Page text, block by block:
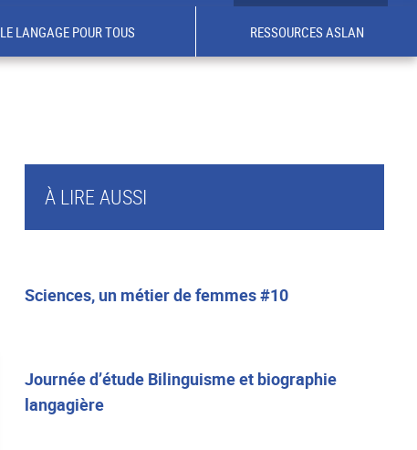
LE LANGAGE POUR TOUS RESSOURCES ASLAN
À LIRE AUSSI
Sciences, un métier de femmes #10
Journée d’étude Bilinguisme et biographie
langagière